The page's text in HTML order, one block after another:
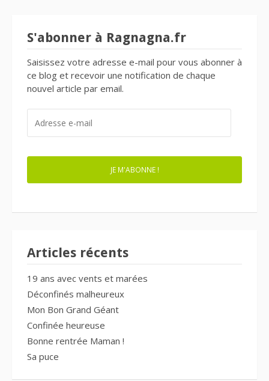
S'abonner à Ragnagna.fr
Saisissez votre adresse e-mail pour vous abonner à
ce blog et recevoir une notification de chaque
nouvel article par email.
MAIL
JE M'ABONNE !
Articles récents
19 ans avec vents et marées
Déconfinés malheureux
Mon Bon Grand Géant
Confinée heureuse
Bonne rentrée Maman !
Sa puce